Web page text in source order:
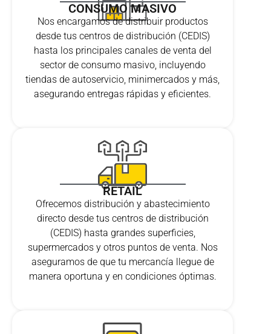
CONSUMO MASIVO
Nos encargamos de distribuir productos
desde tus centros de distribución (CEDIS)
hasta los principales canales de venta del
sector de consumo masivo, incluyendo
tiendas de autoservicio, minimercados y más,
asegurando entregas rápidas y eficientes.
RETAIL
Ofrecemos distribución y abastecimiento
directo desde tus centros de distribución
(CEDIS) hasta grandes superficies,
supermercados y otros puntos de venta. Nos
aseguramos de que tu mercancía llegue de
manera oportuna y en condiciones óptimas.